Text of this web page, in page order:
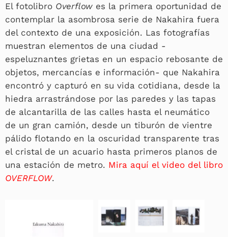
El fotolibro Overflow es la primera oportunidad de
contemplar la asombrosa serie de Nakahira fuera
del contexto de una exposición. Las fotografías
muestran elementos de una ciudad -
espeluznantes grietas en un espacio rebosante de
objetos, mercancías e información- que Nakahira
encontró y capturó en su vida cotidiana, desde la
hiedra arrastrándose por las paredes y las tapas
de alcantarilla de las calles hasta el neumático
de un gran camión, desde un tiburón de vientre
pálido flotando en la oscuridad transparente tras
el cristal de un acuario hasta primeros planos de
una estación de metro. Mira aquí el video del libro
OVERFLOW.